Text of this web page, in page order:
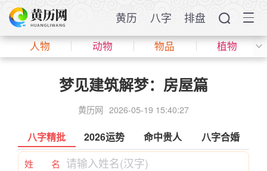
黄历 八字 排盘
人物 动物 物品 植物
梦见建筑解梦：房屋篇
黄历网 2026-05-19 15:40:27
八字精批 2026运势 命中贵人 八字合婚
姓 名